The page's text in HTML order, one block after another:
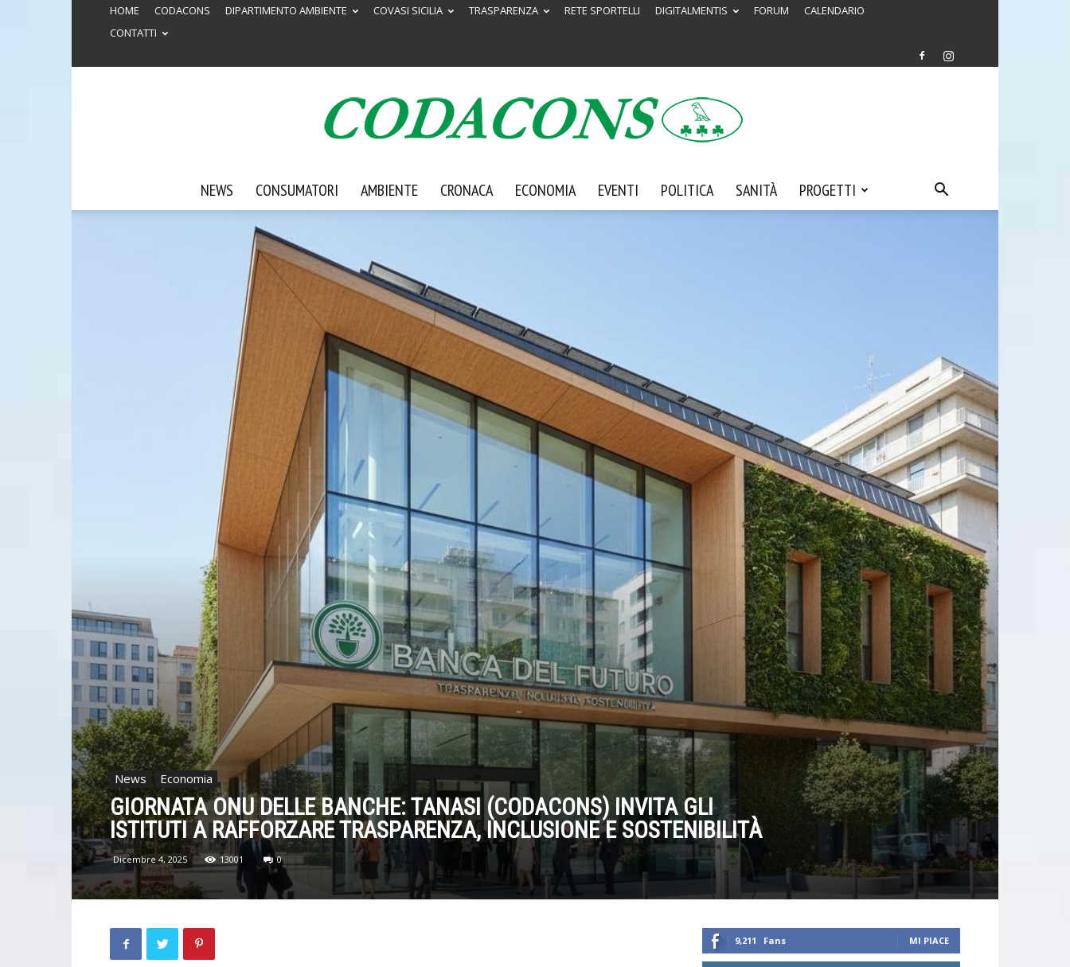
HOME CODACONS DIPARTIMENTO AMBIENTE COVASI SICILIA TRASPARENZA RETE SPORTELLI DIGITALMENTIS FORUM
CALENDARIO
CONTATTI
Codacons
NEWS CONSUMATORI AMBIENTE CRONACA ECONOMIA EVENTI POLITICA SANITÀ PROGETTI
News Economia
GIORNATA ONU DELLE BANCHE: TANASI (CODACONS) INVITA GLI
ISTITUTI A RAFFORZARE TRASPARENZA, INCLUSIONE E SOSTENIBILITÀ
Dicembre 4, 2025 13001 0
9,211 Fans MI PIACE